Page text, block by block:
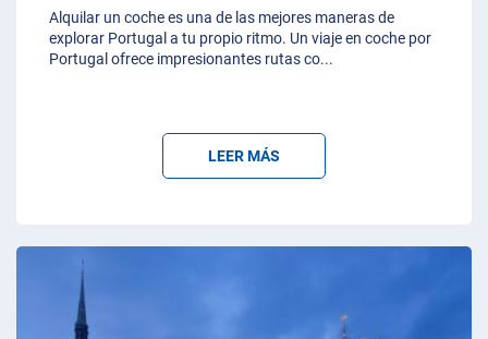
Alquilar un coche es una de las mejores maneras de
explorar Portugal a tu propio ritmo. Un viaje en coche por
Portugal ofrece impresionantes rutas co...
LEER MÁS